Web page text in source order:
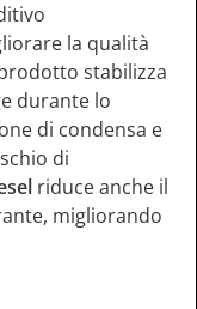
la qualità
stabilizza
durante lo
di condensa e
di
riduce anche il
migliorando